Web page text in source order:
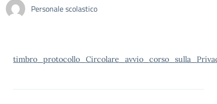
Personale scolastico